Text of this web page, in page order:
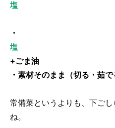
塩
・
塩
+ごま油
・素材そのまま（切る・茹で
常備菜というよりも、下ご
ね。